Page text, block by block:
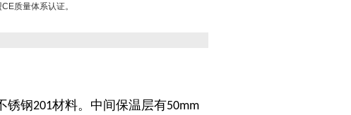
质量体系认证。
锈钢201材料。中间保温层有50mm